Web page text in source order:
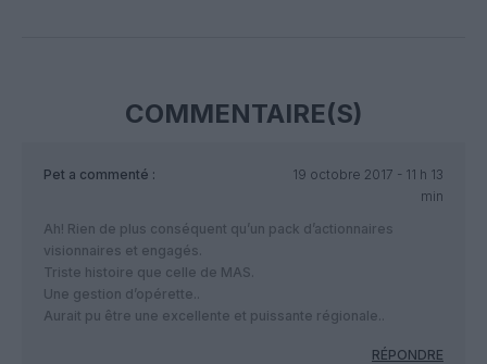
COMMENTAIRE(S)
Pet a commenté :
19 octobre 2017 - 11 h 13
min
Ah! Rien de plus conséquent qu’un pack d’actionnaires
visionnaires et engagés.
Triste histoire que celle de MAS.
Une gestion d’opérette..
Aurait pu être une excellente et puissante régionale..
RÉPONDRE